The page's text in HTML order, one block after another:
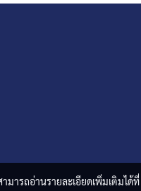
มารถอ่านรายละเอียดเพิ่มเติมได้ที่